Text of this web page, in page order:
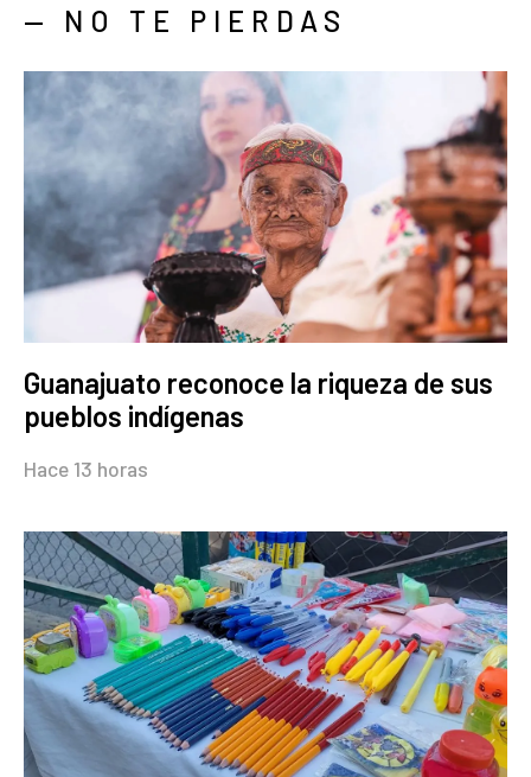
— NO TE PIERDAS
Guanajuato reconoce la riqueza de sus
pueblos indígenas
Hace 13 horas